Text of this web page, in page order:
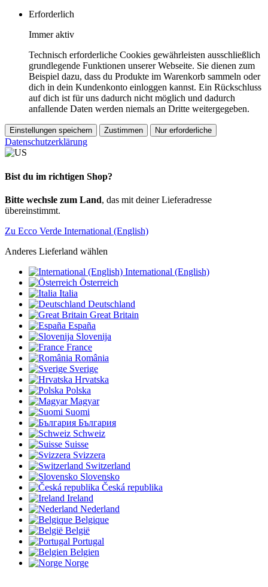
Erforderlich
Immer aktiv
Technisch erforderliche Cookies gewährleisten ausschließlich
grundlegende Funktionen unserer Webseite. Sie dienen zum
Beispiel dazu, dass du Produkte im Warenkorb sammeln oder
dich in dein Kundenkonto einloggen kannst. Ein Rückschluss
auf dich ist für uns dadurch nicht möglich und dadurch
anfallende Daten werden niemals an Dritte weitergegeben.
Einstellungen speichern Zustimmen Nur erforderliche
Datenschutzerklärung
Bist du im richtigen Shop?
Bitte wechsle zum Land, das mit deiner Lieferadresse
übereinstimmt.
Zu Ecco Verde International (English)
Anderes Lieferland wählen
International (English)
Österreich
Italia
Deutschland
Great Britain
España
Slovenija
France
România
Sverige
Hrvatska
Polska
Magyar
Suomi
България
Schweiz
Suisse
Svizzera
Switzerland
Slovensko
Česká republika
Ireland
Nederland
Belgique
België
Portugal
Belgien
Norge